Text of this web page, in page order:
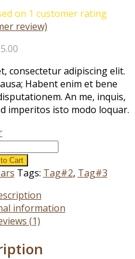
on 1 customer rating
review)
consectetur adipiscing elit.
Habent enim et bene
An me, inquis,
imperitos isto modo loquar.
Cart
Tags: Tag#2, Tag#3
information
(1)